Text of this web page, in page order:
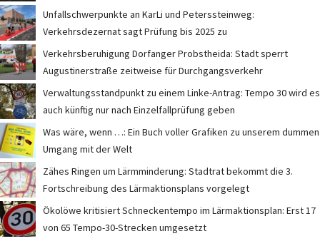
Unfallschwerpunkte an KarLi und Peterssteinweg:
Verkehrsdezernat sagt Prüfung bis 2025 zu
Verkehrsberuhigung Dorfanger Probstheida: Stadt sperrt
Augustinerstraße zeitweise für Durchgangsverkehr
Verwaltungsstandpunkt zu einem Linke-Antrag: Tempo 30 wird es
auch künftig nur nach Einzelfallprüfung geben
Was wäre, wenn …: Ein Buch voller Grafiken zu unserem dummen
Umgang mit der Welt
Zähes Ringen um Lärmminderung: Stadtrat bekommt die 3.
Fortschreibung des Lärmaktionsplans vorgelegt
Ökolöwe kritisiert Schneckentempo im Lärmaktionsplan: Erst 17
von 65 Tempo-30-Strecken umgesetzt